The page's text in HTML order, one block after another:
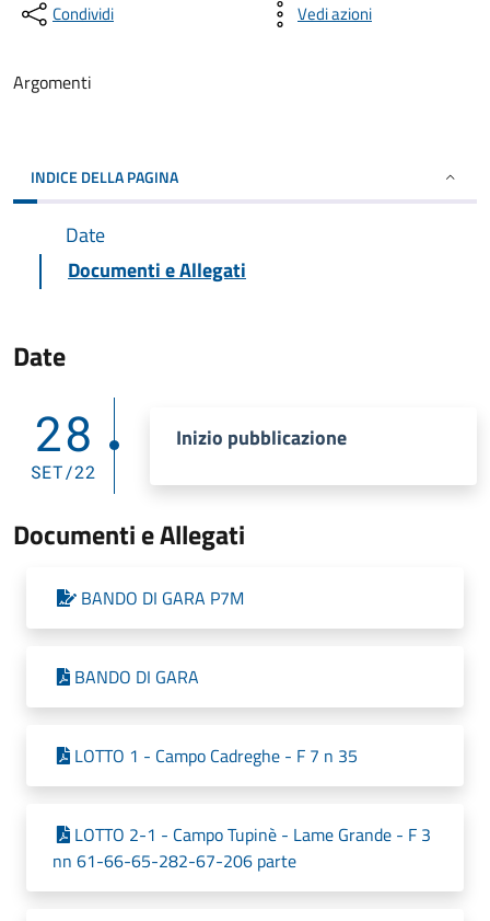
Condividi Vedi azioni
Argomenti
INDICE DELLA PAGINA
Date
Documenti e Allegati
Date
28
SET/22
Inizio pubblicazione
Documenti e Allegati
BANDO DI GARA P7M
BANDO DI GARA
LOTTO 1 - Campo Cadreghe - F 7 n 35
LOTTO 2-1 - Campo Tupinè - Lame Grande - F 3
nn 61-66-65-282-67-206 parte